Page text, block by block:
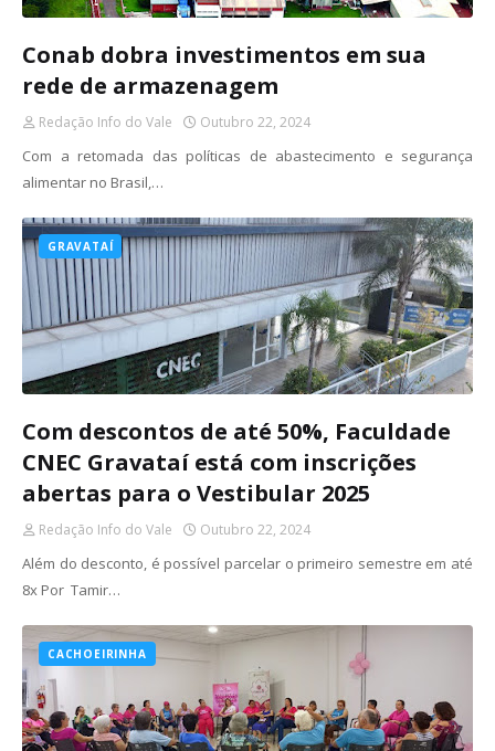
Conab dobra investimentos em sua
rede de armazenagem
Redação Info do Vale Outubro 22, 2024
Com a retomada das políticas de abastecimento e segurança
alimentar no Brasil,…
GRAVATAÍ
Com descontos de até 50%, Faculdade
CNEC Gravataí está com inscrições
abertas para o Vestibular 2025
Redação Info do Vale Outubro 22, 2024
Além do desconto, é possível parcelar o primeiro semestre em até
8x Por Tamir…
CACHOEIRINHA